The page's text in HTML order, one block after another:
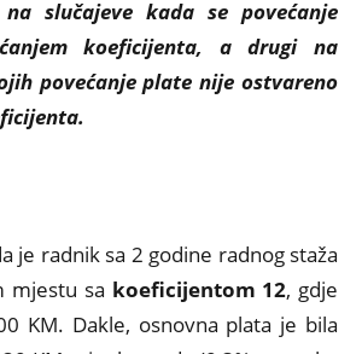
slučajeve kada se povećanje
koeficijenta, a drugi na
povećanje plate nije ostvareno
je radnik sa 2 godine radnog staža
mjestu sa koeficijentom 12, gdje
KM. Dakle, osnovna plata je bila